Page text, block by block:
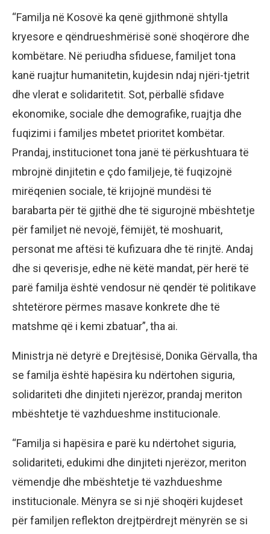
“Familja në Kosovë ka qenë gjithmonë shtylla
kryesore e qëndrueshmërisë sonë shoqërore dhe
kombëtare. Në periudha sfiduese, familjet tona
kanë ruajtur humanitetin, kujdesin ndaj njëri-tjetrit
dhe vlerat e solidaritetit. Sot, përballë sfidave
ekonomike, sociale dhe demografike, ruajtja dhe
fuqizimi i familjes mbetet prioritet kombëtar.
Prandaj, institucionet tona janë të përkushtuara të
mbrojnë dinjitetin e çdo familjeje, të fuqizojnë
mirëqenien sociale, të krijojnë mundësi të
barabarta për të gjithë dhe të sigurojnë mbështetje
për familjet në nevojë, fëmijët, të moshuarit,
personat me aftësi të kufizuara dhe të rinjtë. Andaj
dhe si qeverisje, edhe në këtë mandat, për herë të
parë familja është vendosur në qendër të politikave
shtetërore përmes masave konkrete dhe të
matshme që i kemi zbatuar”, tha ai.
Ministrja në detyrë e Drejtësisë, Donika Gërvalla, tha
se familja është hapësira ku ndërtohen siguria,
solidariteti dhe dinjiteti njerëzor, prandaj meriton
mbështetje të vazhdueshme institucionale.
“Familja si hapësira e parë ku ndërtohet siguria,
solidariteti, edukimi dhe dinjiteti njerëzor, meriton
vëmendje dhe mbështetje të vazhdueshme
institucionale. Mënyra se si një shoqëri kujdeset
për familjen reflekton drejtpërdrejt mënyrën se si